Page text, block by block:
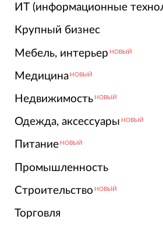
ИТ (информационные
Крупный бизнес
Мебель, интерьер НОВЫЙ
Медицина НОВЫЙ
Недвижимость НОВЫЙ
Одежда, аксессуары НОВЫЙ
Питание НОВЫЙ
Промышленность
Строительство НОВЫЙ
Торговля